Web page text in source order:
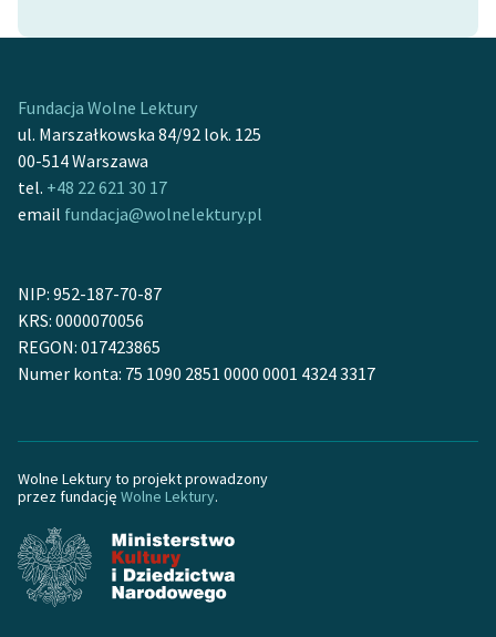
Feministyczne inspiracje.
feministycznej
Ręce pełne poezji
Kolekcje edukacyjne
twórców przechodzących
Starego Testamentu
Odkurzamy bohaterów
O nas
O projekcie
Zespół
Fundacja Wolne Lektury
ul. Marszałkowska 84/92 lok. 125
00-514 Warszawa
tel. +48 22 621 30 17
email fundacja@wolnelektury.pl
NIP: 952-187-70-87
KRS: 0000070056
REGON: 017423865
Numer konta: 75 1090 2851 0000 0001 4324 3317
Wolne Lektury to projekt prowadzony
przez fundację Wolne Lektury.